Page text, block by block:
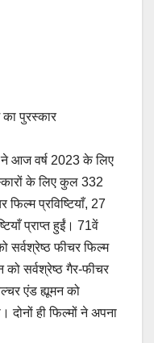
का पुरस्कार
ने आज वर्ष 2023 के लिए
के लिए कुल 332
फिल्म प्रविष्टियाँ, 27
प्राप्त हुईं। 71वें
सर्वश्रेष्ठ फीचर फिल्म
को सर्वश्रेष्ठ गैर-फीचर
एंड ह्यूमन को
दोनों ही फिल्मों ने अपना